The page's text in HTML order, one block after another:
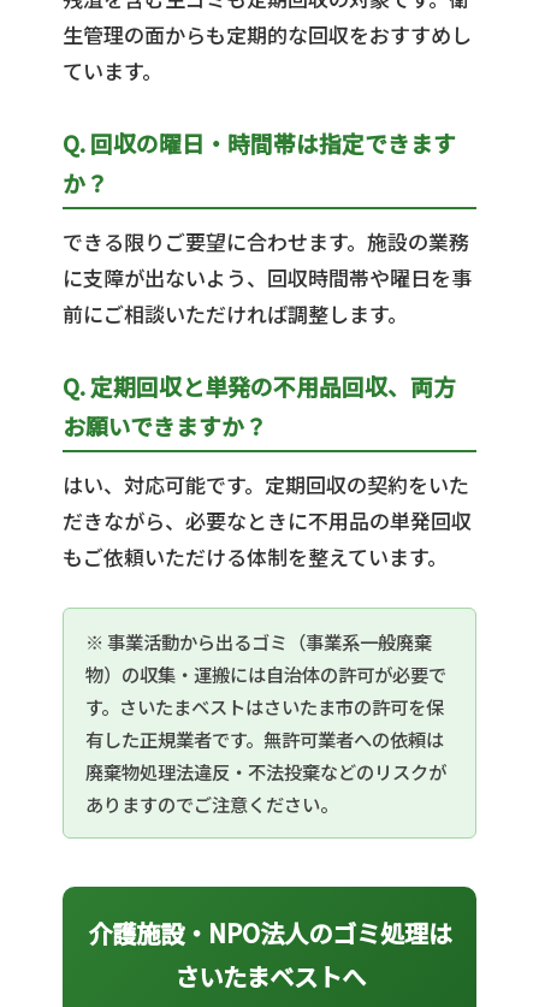
生管理の面からも定期的な回収をおすすめし
ています。
Q. 回収の曜日・時間帯は指定できます
か？
できる限りご要望に合わせます。施設の業務
に支障が出ないよう、回収時間帯や曜日を事
前にご相談いただければ調整します。
Q. 定期回収と単発の不用品回収、両方
お願いできますか？
はい、対応可能です。定期回収の契約をいた
だきながら、必要なときに不用品の単発回収
もご依頼いただける体制を整えています。
※ 事業活動から出るゴミ（事業系一般廃棄
物）の収集・運搬には自治体の許可が必要で
す。さいたまベストはさいたま市の許可を保
有した正規業者です。無許可業者への依頼は
廃棄物処理法違反・不法投棄などのリスクが
ありますのでご注意ください。
介護施設・NPO法人のゴミ処理は
さいたまベストへ